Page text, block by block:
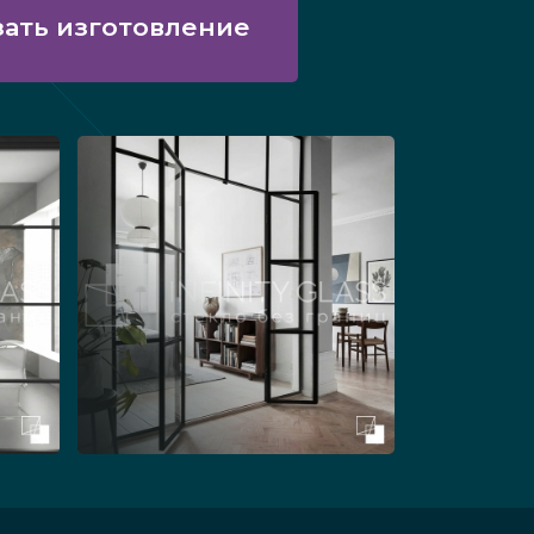
изготовление